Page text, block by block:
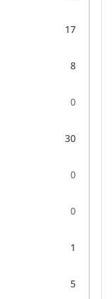
17
8
0
30
0
0
1
5